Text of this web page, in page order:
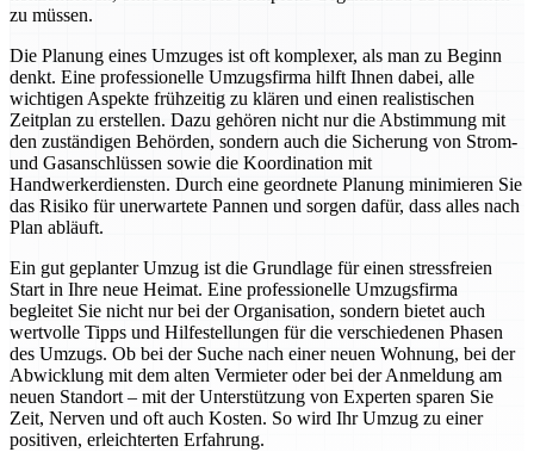
zu müssen.
Die Planung eines Umzuges ist oft komplexer, als man zu Beginn
denkt. Eine professionelle Umzugsfirma hilft Ihnen dabei, alle
wichtigen Aspekte frühzeitig zu klären und einen realistischen
Zeitplan zu erstellen. Dazu gehören nicht nur die Abstimmung mit
den zuständigen Behörden, sondern auch die Sicherung von Strom-
und Gasanschlüssen sowie die Koordination mit
Handwerkerdiensten. Durch eine geordnete Planung minimieren Sie
das Risiko für unerwartete Pannen und sorgen dafür, dass alles nach
Plan abläuft.
Ein gut geplanter Umzug ist die Grundlage für einen stressfreien
Start in Ihre neue Heimat. Eine professionelle Umzugsfirma
begleitet Sie nicht nur bei der Organisation, sondern bietet auch
wertvolle Tipps und Hilfestellungen für die verschiedenen Phasen
des Umzugs. Ob bei der Suche nach einer neuen Wohnung, bei der
Abwicklung mit dem alten Vermieter oder bei der Anmeldung am
neuen Standort – mit der Unterstützung von Experten sparen Sie
Zeit, Nerven und oft auch Kosten. So wird Ihr Umzug zu einer
positiven, erleichterten Erfahrung.